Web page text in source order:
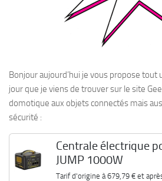
Bonjour aujourd’hui je vous propose tout
jour que je viens de trouver sur le site
domotique aux objets connectés mais
sécurité :
Centrale électrique
JUMP 1000W
Tarif d'origine à679,79 €et